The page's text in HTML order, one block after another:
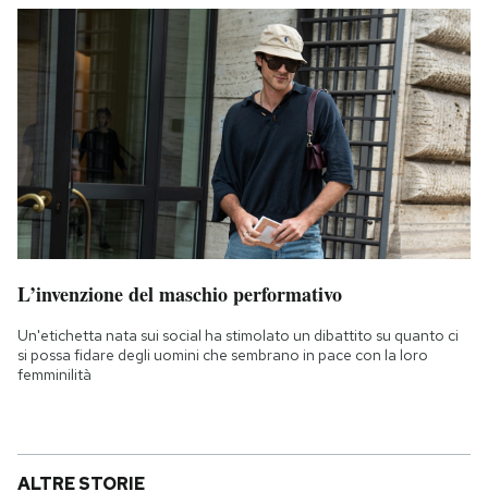
L’invenzione del maschio performativo
Un'etichetta nata sui social ha stimolato un dibattito su quanto ci
si possa fidare degli uomini che sembrano in pace con la loro
femminilità
ALTRE STORIE